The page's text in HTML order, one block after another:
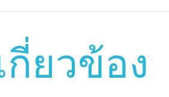
ยวข้อง